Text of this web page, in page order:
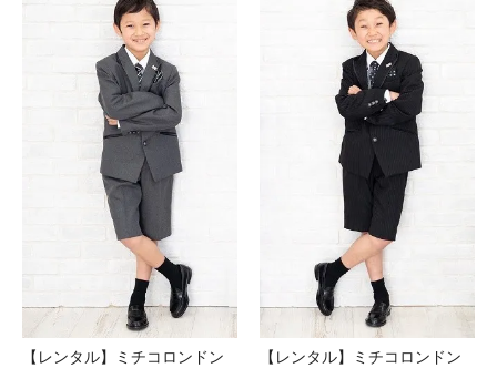
【レンタル】ミチコロンドン
【レンタル】ミチコロンドン